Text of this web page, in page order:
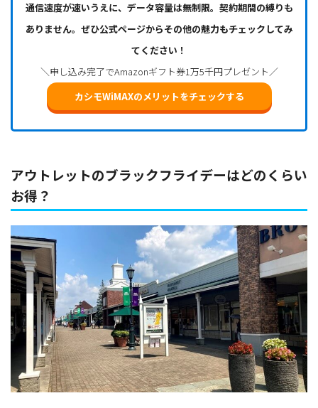
通信速度が速いうえに、データ容量は無制限。契約期間の縛りも
ありません。ぜひ公式ページからその他の魅力もチェックしてみ
てください！
＼申し込み完了でAmazonギフト券1万5千円プレゼント／
カシモWiMAXのメリットをチェックする
アウトレットのブラックフライデーはどのくらい
お得？